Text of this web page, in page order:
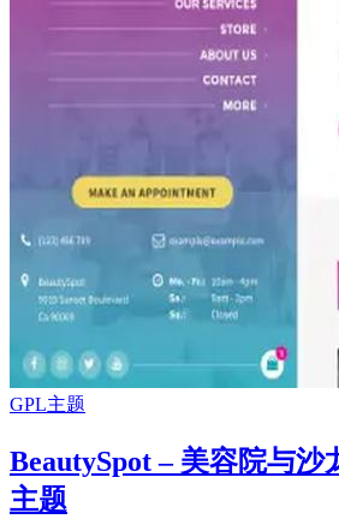
GPL主题
BeautySpot – 美容院与沙
主题